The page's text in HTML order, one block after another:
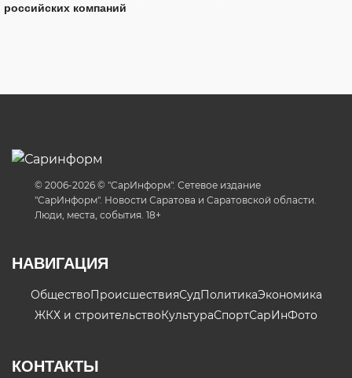
российских компаний
© 2006-2026 © "СарИнформ". Сетевое издание
"СарИнформ". Новости Саратова и Саратовской области.
Люди, места, события. 18+
НАВИГАЦИЯ
ОбществоПроисшествияСудПолитикаЭкономика
ЖКХ и строительствоКультураСпортСарИнФото
КОНТАКТЫ